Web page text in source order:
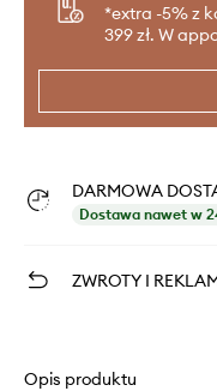
*extra -5% z
399 zł. W
DARMOWA
Dostawa nawet w
ZWROTY I
Opis produktu